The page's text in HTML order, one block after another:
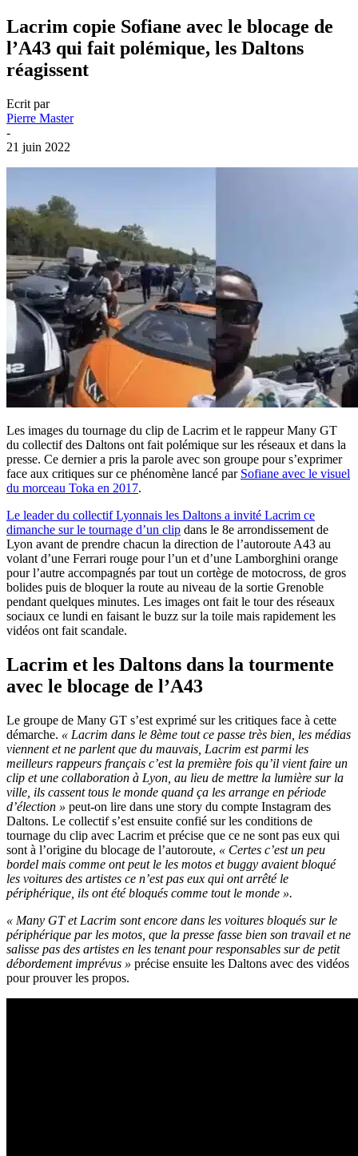
Lacrim copie Sofiane avec le blocage de
l’A43 qui fait polémique, les Daltons
réagissent
Ecrit par
Pierre Master
-
21 juin 2022
Les images du tournage du clip de Lacrim et le rappeur Many GT
du collectif des Daltons ont fait polémique sur les réseaux et dans la
presse. Ce dernier a pris la parole avec son groupe pour s’exprimer
face aux critiques sur ce phénomène lancé par Sofiane avec le visuel
du morceau Toka en 2017.
Le leader du collectif Lyonnais les Daltons a invité Lacrim ce
dimanche sur le tournage d’un clip dans le 8e arrondissement de
Lyon avant de prendre chacun la direction de l’autoroute A43 au
volant d’une Ferrari rouge pour l’un et d’une Lamborghini orange
pour l’autre accompagnés par tout un cortège de motocross, de gros
bolides puis de bloquer la route au niveau de la sortie Grenoble
pendant quelques minutes. Les images ont fait le tour des réseaux
sociaux ce lundi en faisant le buzz sur la toile mais rapidement les
vidéos ont fait scandale.
Lacrim et les Daltons dans la tourmente
avec le blocage de l’A43
Le groupe de Many GT s’est exprimé sur les critiques face à cette
démarche. « Lacrim dans le 8ème tout ce passe très bien, les médias
viennent et ne parlent que du mauvais, Lacrim est parmi les
meilleurs rappeurs français c’est la première fois qu’il vient faire un
clip et une collaboration à Lyon, au lieu de mettre la lumière sur la
ville, ils cassent tous le monde quand ça les arrange en période
d’élection » peut-on lire dans une story du compte Instagram des
Daltons. Le collectif s’est ensuite confié sur les conditions de
tournage du clip avec Lacrim et précise que ce ne sont pas eux qui
sont à l’origine du blocage de l’autoroute, « Certes c’est un peu
bordel mais comme ont peut le les motos et buggy avaient bloqué
les voitures des artistes ce n’est pas eux qui ont arrêté le
périphérique, ils ont été bloqués comme tout le monde ».
« Many GT et Lacrim sont encore dans les voitures bloqués sur le
périphérique par les motos, que la presse fasse bien son travail et ne
salisse pas des artistes en les tenant pour responsables sur de petit
débordement imprévus » précise ensuite les Daltons avec des vidéos
pour prouver les propos.